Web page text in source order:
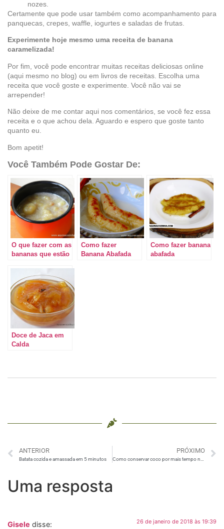
nozes.
Certamente que pode usar também como acompanhamento para
panquecas, crepes, waffle, iogurtes e saladas de frutas.
Experimente hoje mesmo uma receita de banana
caramelizada!
Por fim, você pode encontrar muitas receitas deliciosas online
(aqui mesmo no blog) ou em livros de receitas. Escolha uma
receita que você goste e experimente. Você não vai se
arrepender!
Não deixe de me contar aqui nos comentários, se você fez essa
receita e o que achou dela. Aguardo e espero que goste tanto
quanto eu.
Bom apetit!
Você Também Pode Gostar De:
O que fazer com as
bananas que estão
Como fazer
Banana Abafada
Como fazer banana
abafada
Doce de Jaca em
Calda
ANTERIOR
Batata cozida e amassada em 5 minutos
PRÓXIMO
Uma resposta
Gisele disse: 26 de janeiro de 2018 às 19:39